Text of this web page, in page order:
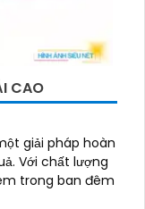
CAO
giải pháp hoàn
trong ban đêm